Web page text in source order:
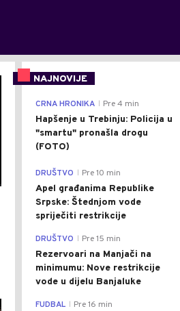
NAJNOVIJE
CRNA HRONIKA Pre 4 min
Hapšenje u Trebinju: Policija u
"smartu" pronašla drogu
(FOTO)
DRUŠTVO Pre 10 min
Apel građanima Republike
Srpske: Štednjom vode
spriječiti restrikcije
DRUŠTVO Pre 15 min
Rezervoari na Manjači na
minimumu: Nove restrikcije
vode u dijelu Banjaluke
FUDBAL Pre 16 min